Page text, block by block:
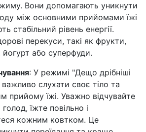
Вони допомагають уникнути
між основними прийомами їжі
стабільний рівень енергії.
перекуси, такі як фрукти,
йогурт або суперфуди.
: У режимі "Дещо дрібніші
слухати своє тіло та
прийому їжі. Уважно відчувайте
їжте повільно і
кожним ковтком. Це